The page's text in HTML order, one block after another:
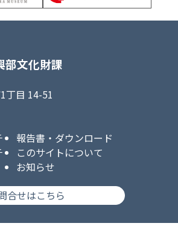
部文化財課
丁目 14-51
報告書・ダウンロード
このサイトについて
お知らせ
合せはこちら